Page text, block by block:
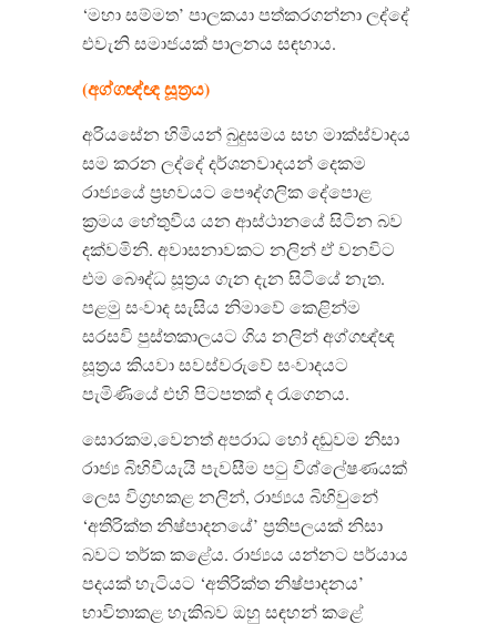
‘මහා සම්මත’ පාලකයා පත්කරගන්නා ලද්දේ
එවැනි සමාජයක් පාලනය සඳහාය.
(අග්ගඥ්ඥ සූත්‍රය)
අරියසේන හිමියන් බුදුසමය සහ මාක්ස්වාදය
සම කරන ලද්දේ දර්ශනවාදයන් දෙකම
රාජ්‍යයේ ප්‍රභවයට පෞද්ගලික දේපොළ
ක්‍රමය හේතුවීය යන ආස්ථානයේ සිටින බව
දක්වමිනි. අවාසනාවකට නලින් ඒ වනවිට
එම බෞද්ධ සූත්‍රය ගැන දැන සිටියේ නැත.
පළමු සංවාද සැසිය නිමාවේ කෙළින්ම
සරසවි පුස්තකාලයට ගිය නලින් අග්ගඥ්ඥ
සූත්‍රය කියවා සවස්වරුවේ සංවාදයට
පැමිණියේ එහි පිටපතක් ද රැගෙනය.
සොරකම,වෙනත් අපරාධ හෝ දඬුවම නිසා
රාජ්‍ය බිහිවීයැයි පැවසීම පටු විශ්ලේෂණයක්
ලෙස විග්‍රහකළ නලින්, රාජ්‍යය බිහිවුනේ
‘අතිරික්ත නිෂ්පාදනයේ’ ප්‍රතිපලයක් නිසා
බවට තර්ක කළේය. රාජ්‍යය යන්නට පර්යාය
පදයක් හැටියට ‘අතිරික්ත නිෂ්පාදනය’
භාවිතාකළ හැකිබව ඔහු සඳහන් කළේ